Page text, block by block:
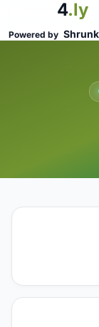
4.ly
Powered by